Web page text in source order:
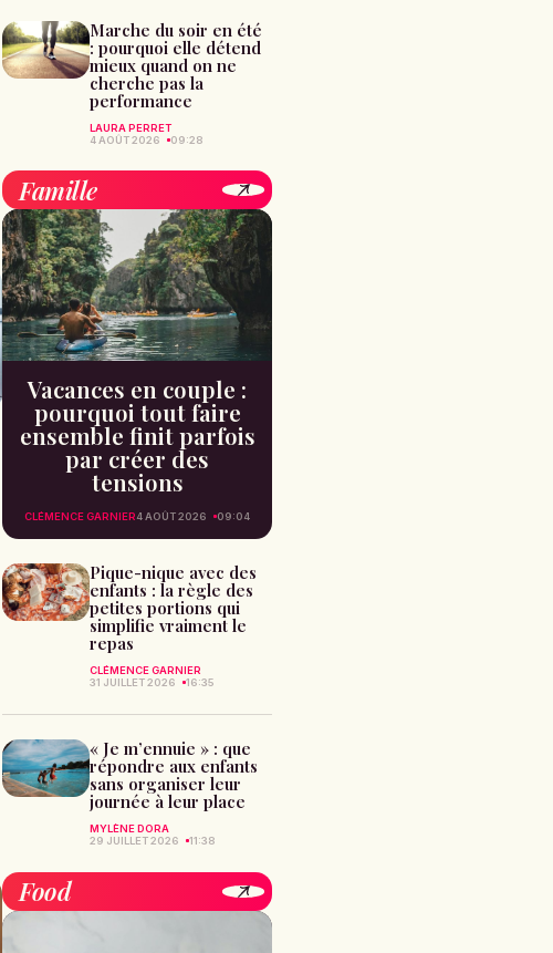
Marche du soir en été
: pourquoi elle détend
mieux quand on ne
cherche pas la
performance
LAURA PERRET
4 AOÛT 2026
09:28
Famille
Vacances en couple :
pourquoi tout faire
ensemble finit parfois
par créer des
tensions
CLÉMENCE GARNIER4 AOÛT 2026 09:04
Pique-nique avec des
enfants : la règle des
petites portions qui
simplifie vraiment le
repas
CLÉMENCE GARNIER
31 JUILLET 2026
16:35
« Je m’ennuie » : que
répondre aux enfants
sans organiser leur
journée à leur place
MYLÈNE DORA
29 JUILLET 2026
11:38
Food